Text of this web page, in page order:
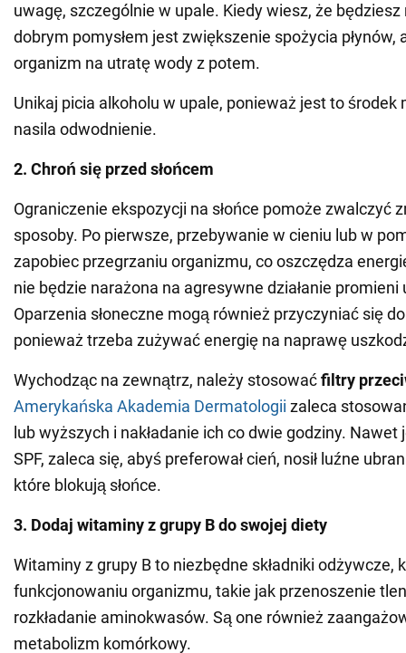
uwagę, szczególnie w upale. Kiedy wiesz, że
dobrym pomysłem jest zwiększenie spożycia płynów,
organizm na utratę wody z potem.
Unikaj picia alkoholu w upale, ponieważ jest to środek
nasila odwodnienie.
2. Chroń się przed słońcem
Ograniczenie ekspozycji na słońce pomoże zwalczyć
sposoby. Po pierwsze, przebywanie w cieniu lub w
zapobiec przegrzaniu organizmu, co oszczędza
nie będzie narażona na agresywne działanie
Oparzenia słoneczne mogą również przyczyniać się
ponieważ trzeba zużywać energię na naprawę
Wychodząc na zewnątrz, należy stosowaćfiltry
Amerykańska Akademia Dermatologii zaleca
lub wyższych i nakładanie ich co dwie godziny.
SPF, zaleca się, abyś preferował cień, nosił luźne
które blokują słońce.
3. Dodaj witaminy z grupy B do swojej diety
Witaminy z grupy B to niezbędne składniki odżywcze,
funkcjonowaniu organizmu, takie jak przenoszenie
rozkładanie aminokwasów. Są one również
metabolizm komórkowy.